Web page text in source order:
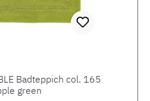
Badteppich col. 165
green